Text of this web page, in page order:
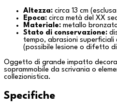
Altezza: circa 13 cm
Epoca: circa metà del XX
Materiale: metallo
Stato di conservazione:
tempo, abrasioni
(possibile lesione o difetto
Oggetto di grande impatto
soprammobile da scrivania o
collezionistica.
Specifiche